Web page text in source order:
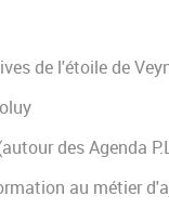
de l'étoile de
des Agenda
au métier